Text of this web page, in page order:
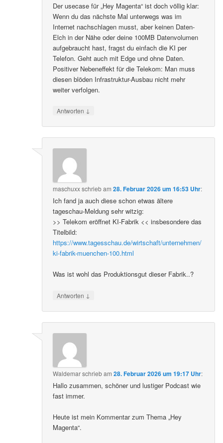
Der usecase für „Hey Magenta“ ist doch völlig klar:
Wenn du das nächste Mal unterwegs was im
Internet nachschlagen musst, aber keinen Daten-
Elch in der Nähe oder deine 100MB Datenvolumen
aufgebraucht hast, fragst du einfach die KI per
Telefon. Geht auch mit Edge und ohne Daten.
Positiver Nebeneffekt für die Telekom: Man muss
diesen blöden Infrastruktur-Ausbau nicht mehr
weiter verfolgen.
Antworten ↓
maschuxxschriebam28. Februar 2026 um 16:53 Uhr:
Ich fand ja auch diese schon etwas ältere
tageschau-Meldung sehr witzig:
>> Telekom eröffnet KI-Fabrik << insbesondere das
Titelbild:
https://www.tagesschau.de/wirtschaft/unternehmen/
ki-fabrik-muenchen-100.html
Was ist wohl das Produktionsgut dieser Fabrik..?
Antworten ↓
Waldemarschriebam28. Februar 2026 um 19:17 Uhr:
Hallo zusammen, schöner und lustiger Podcast wie
fast immer.
Heute ist mein Kommentar zum Thema „Hey
Magenta“.